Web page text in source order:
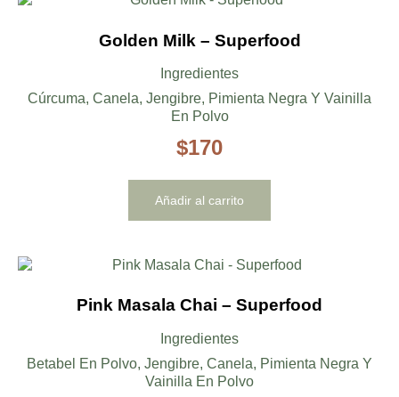
Golden Milk – Superfood
Ingredientes
Cúrcuma, Canela, Jengibre, Pimienta Negra Y Vainilla
En Polvo
$170
Añadir al carrito
Pink Masala Chai – Superfood
Ingredientes
Betabel En Polvo, Jengibre, Canela, Pimienta Negra Y
Vainilla En Polvo